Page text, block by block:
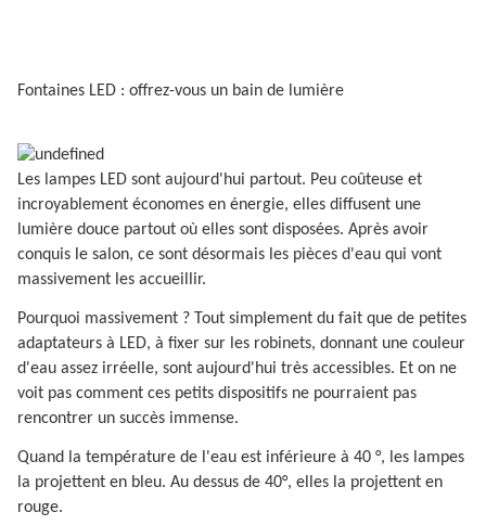
Fontaines LED : offrez-vous un bain de lumière
Les lampes LED sont aujourd'hui partout. Peu coûteuse et
incroyablement économes en énergie, elles diffusent une
lumière douce partout où elles sont disposées. Après avoir
conquis le salon, ce sont désormais les pièces d'eau qui vont
massivement les accueillir.
Pourquoi massivement ? Tout simplement du fait que de petites
adaptateurs à LED, à fixer sur les robinets, donnant une couleur
d'eau assez irréelle, sont aujourd'hui très accessibles. Et on ne
voit pas comment ces petits dispositifs ne pourraient pas
rencontrer un succès immense.
Quand la température de l'eau est inférieure à 40 °, les lampes
la projettent en bleu. Au dessus de 40°, elles la projettent en
rouge.